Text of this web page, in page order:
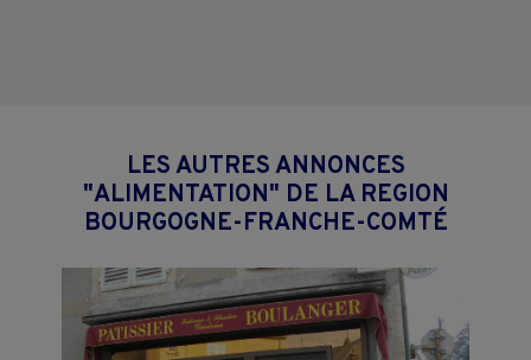
LES AUTRES ANNONCES
"ALIMENTATION" DE LA REGION
BOURGOGNE-FRANCHE-COMTÉ